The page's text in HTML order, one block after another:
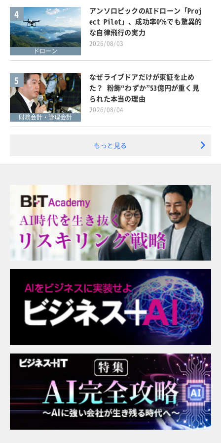
4
ドローン
アンソロピックのAIドローン「Proj
ect Pilot」、成功率0％でも驚異的
な自律飛行の実力
2026/08/03
5
財務会計・管理会計
なぜライブドアだけが東証を止め
た？ 粉飾“わずか”53億円が重く見
られた本当の理由
2026/08/04
もっと見る